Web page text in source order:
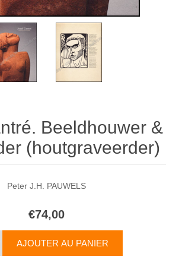
Beeldhouwer &
(houtgraveerder)
Peter J.H. PAUWELS
€74,00